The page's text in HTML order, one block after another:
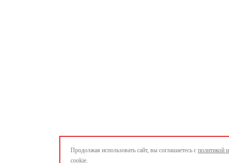
Продолжая использовать сайт, вы соглашаетесь с политикой
cookie.